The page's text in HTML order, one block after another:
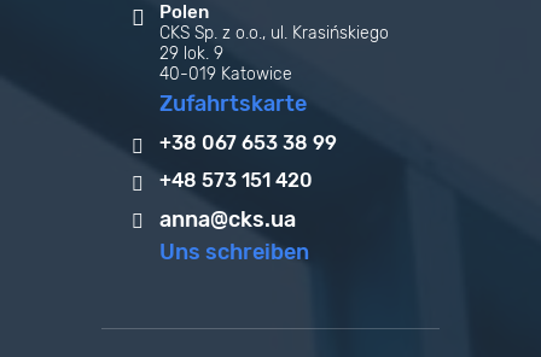
Polen
CKS Sp. z o.o., ul. Krasińskiego
29 lok. 9
40-019 Katowice
Zufahrtskarte
+38 067 653 38 99
+48 573 151 420
anna@cks.ua
Uns schreiben